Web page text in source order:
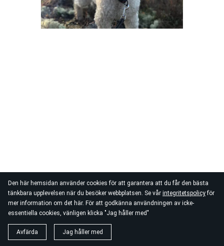
Den här hemsidan använder cookies för att garantera att du får den bästa
tänkbara upplevelsen när du besöker webbplatsen. Se vår integritetspolicyför
mer information om det här. För att godkänna användningen av icke-
essentiella cookies, vänligen klicka "Jag håller med"
Avfärda Jag håller med